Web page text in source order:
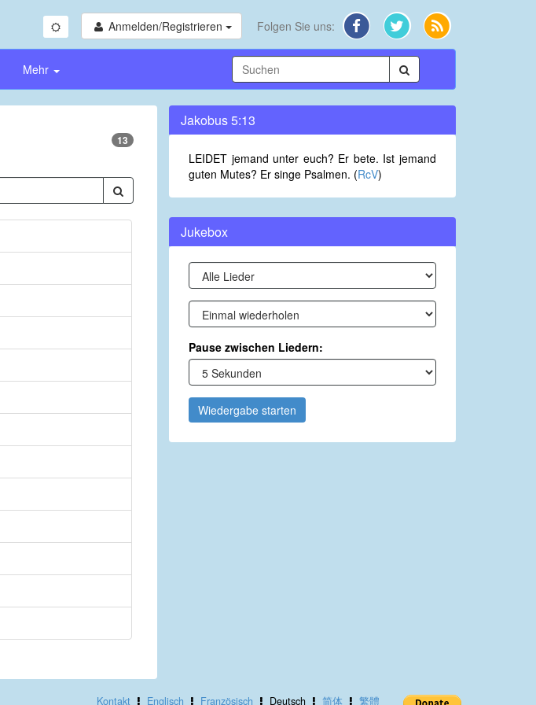
Anmelden/Registrieren Folgen Sie uns:
Mehr
13
Jakobus 5:13
LEIDET jemand unter euch? Er bete. Ist jemand
guten Mutes? Er singe Psalmen. (RcV)
Jukebox
Pause zwischen Liedern:
Wiedergabe starten
Kontakt Englisch Französisch Deutsch 简体 繁體